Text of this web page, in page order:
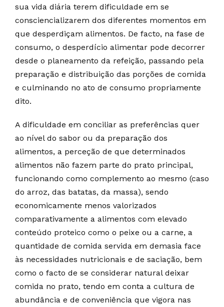
sua vida diária terem dificuldade em se
consciencializarem dos diferentes momentos em
que desperdiçam alimentos. De facto, na fase de
consumo, o desperdício alimentar pode decorrer
desde o planeamento da refeição, passando pela
preparação e distribuição das porções de comida
e culminando no ato de consumo propriamente
dito.
A dificuldade em conciliar as preferências quer
ao nível do sabor ou da preparação dos
alimentos, a perceção de que determinados
alimentos não fazem parte do prato principal,
funcionando como complemento ao mesmo (caso
do arroz, das batatas, da massa), sendo
economicamente menos valorizados
comparativamente a alimentos com elevado
conteúdo proteico como o peixe ou a carne, a
quantidade de comida servida em demasia face
às necessidades nutricionais e de saciação, bem
como o facto de se considerar natural deixar
comida no prato, tendo em conta a cultura de
abundância e de conveniência que vigora nas